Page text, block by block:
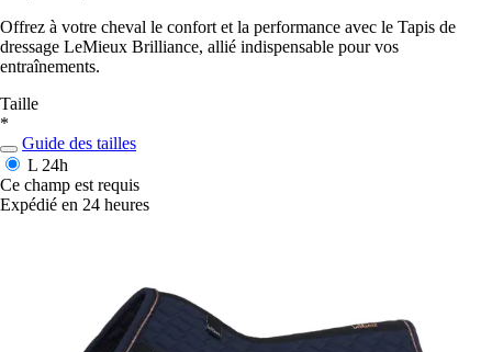
Offrez à votre cheval le confort et la performance avec le Tapis de
dressage LeMieux Brilliance, allié indispensable pour vos
entraînements.
Taille
*
Guide des tailles
L 24h
Ce champ est requis
Expédié en 24 heures